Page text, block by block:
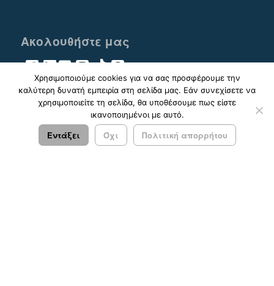
Ακολουθήστε μας
© 2023 - 2026 ΚΤΕΛ ΑΡΓΟΛΙΔΑΣ ΑΕ |Πολιτική
Απορρήτου
Σχεδιασμός & Ανάπτυξη:ΙΜΕ Πληροφορική
Χρησιμοποιούμε cookies για να σας προσφέρουμε την
καλύτερη δυνατή εμπειρία στη σελίδα μας. Εάν συνεχίσετε να
χρησιμοποιείτε τη σελίδα, θα υποθέσουμε πως είστε
ικανοποιημένοι με αυτό.
Εντάξει Όχι Πολιτική απορρήτου